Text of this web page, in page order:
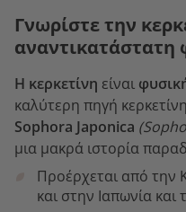
Γνωρίστε την
Η κερκετίνη είναι
καλύτερη πηγή
Sophora Japonica
μια μακρά ιστορία
Προέρχεται από την
και στην Ιαπωνία και